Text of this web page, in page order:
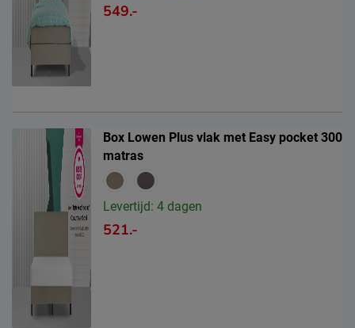
549.-
Box Lowen Plus vlak met Easy pocket 300
matras
Levertijd: 4 dagen
521.-